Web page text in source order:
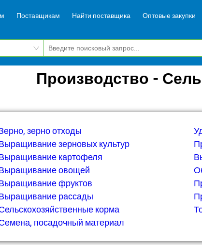
Поставщикам Найти поставщика Оптовые закупки
Производство -
зерно отходы
зерновых культур
картофеля
овощей
фруктов
рассады
корма
посадочный материал